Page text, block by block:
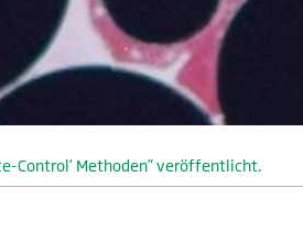
Control‘ Methoden” veröffentlicht.